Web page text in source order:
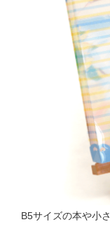
B5サイズの本や小